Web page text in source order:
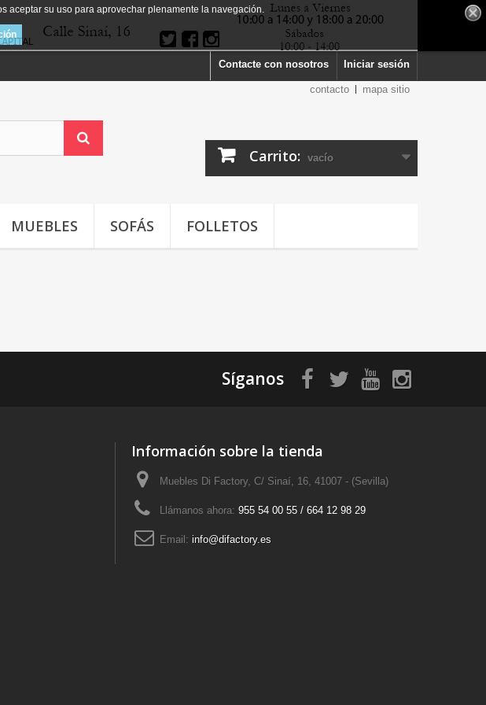
Iniciar sesión
Contacte con nosotros
contacto
mapa sitio
aceptar su uso para aprovechar plenamente la navegación.
Carrito: vacío
MUEBLES SOFÁS FOLLETOS
Síganos
Información sobre la tienda
Muebles Di Factory, C/ Sinaí, 16, 41007 - (Sevilla)
Llámanos ahora: 955 54 00 55 / 664 12 98 29
Email: info@difactory.es